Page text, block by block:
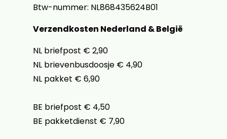
Btw-nummer: NL868435624B01
Verzendkosten Nederland & België
NL briefpost € 2,90
NL brievenbusdoosje € 4,90
NL pakket € 6,90
BE briefpost € 4,50
BE pakketdienst € 7,90